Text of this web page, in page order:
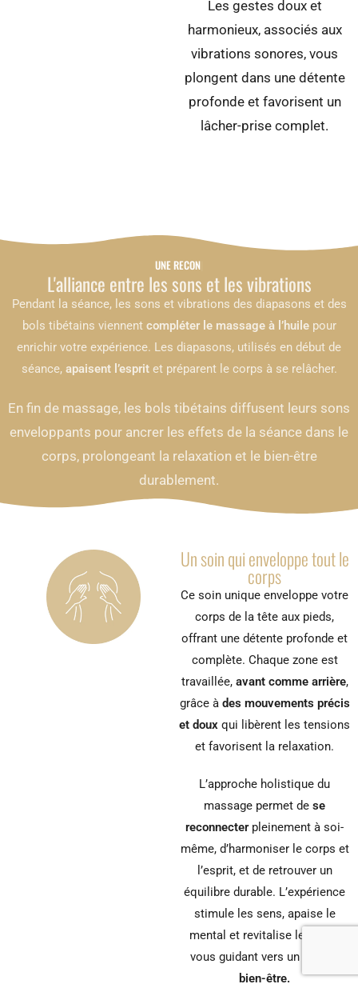
Les gestes doux et
harmonieux, associés aux
vibrations sonores, vous
plongent dans une détente
profonde et favorisent un
lâcher-prise complet.
UNE RECONNEXION P
L'alliance entre les sons et les vibrations
Pendant la séance, les sons et vibrations des diapasons et des
bols tibétains viennent compléter le massage à l’huilepour
enrichir votre expérience. Les diapasons, utilisés en début de
séance, apaisent l’espritet préparent le corps à se relâcher.
En fin de massage, les bols tibétains diffusent leurs sons
enveloppants pour ancrer les effets de la séance dans le
corps, prolongeant la relaxation et le bien-être
durablement.
Un soin qui enveloppe tout le
corps
Ce soin unique enveloppe votre
corps de la tête aux pieds,
offrant une détente profonde et
complète. Chaque zone est
travaillée, avant comme arrière,
grâce à des mouvements précis
et doux qui libèrent les tensions
et favorisent la relaxation.
L’approche holistique du
massage permet de se
reconnecterpleinement à soi-
même, d’harmoniser le corps et
l’esprit, et de retrouver un
équilibre durable. L’expérience
stimule les sens, apaise le
mental et revitalise le corps,
vous guidant vers un état de
bien-être.